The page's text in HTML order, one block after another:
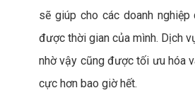
sẽ giúp cho các doanh
được thời gian của mình. Dịch
nhờ vậy cũng được tối ưu hóa
cực hơn bao giờ hết.